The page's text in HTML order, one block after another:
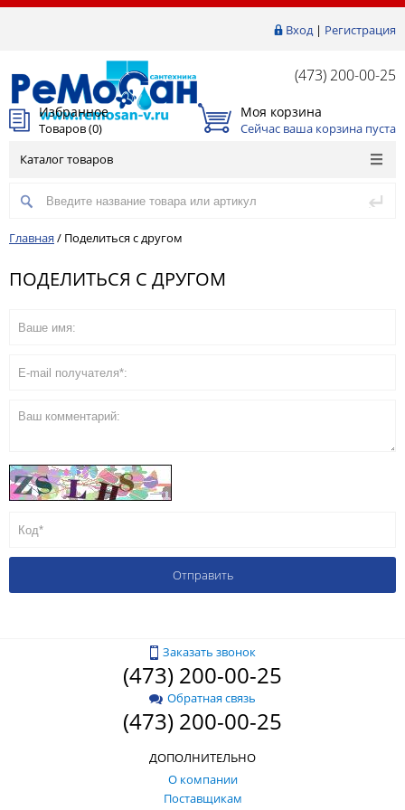
Вход| Регистрация
(473) 200-00-25
Избранное
Товаров (0)
Моя корзина
Сейчас ваша корзина пуста
Каталог товаров
Главная / Поделиться с другом
ПОДЕЛИТЬСЯ С ДРУГОМ
Заказать звонок
(473) 200-00-25
Обратная связь
(473) 200-00-25
ДОПОЛНИТЕЛЬНО
О компании
Поставщикам